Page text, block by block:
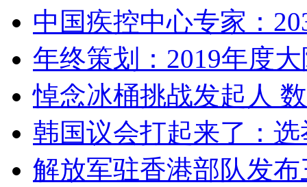
中国疾控中心专家：
年终策划：2019年度
悼念冰桶挑战发起人
韩国议会打起来了：
解放军驻香港部队发